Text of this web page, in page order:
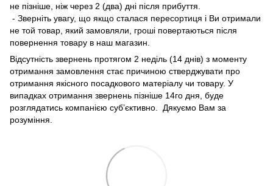
не пізніше, ніж через 2 (два) дні після прибуття.
- Зверніть увагу, що якщо сталася пересортиця і Ви отримали
не той товар, який замовляли, гроші повертаються після
повернення товару в наш магазин.
Відсутність звернень протягом 2 неділь (14 днів) з моменту
отримання замовлення стає причиною стверджувати про
отримання якісного посадкового матеріалу чи товару. У
випадках отримання звернень пізніше 14го дня, буде
розглядатись компанією суб’єктивно. Дякуємо Вам за
розуміння.